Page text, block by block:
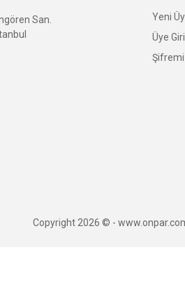
San.
Yeni
Üye
Copyright 2026 © -